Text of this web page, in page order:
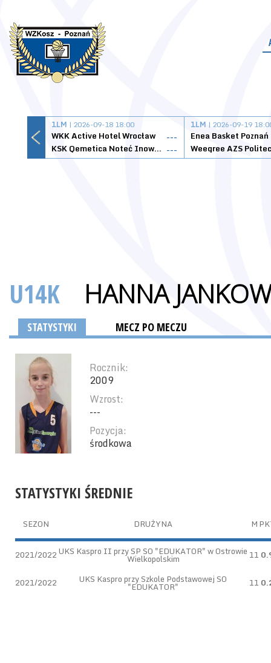
1LM | 2026-09-18 18:00
WKK Active Hotel Wrocław
---
KSK Qemetica Noteć Inowrocław ---
1LM | 2026-09-19
Enea Basket Poznań
U14K HANNA
STATYSTYKI MECZ PO MECZU
Rocznik:
2009
Wzrost:
---
Pozycja:
środkowa
STATYSTYKI ŚREDNIE
SEZON DRUŻYNA M
2021/2022UKS Kaspro II przy SP SO "EDUKATOR" w Ostrowie
Wielkopolskim 11
2021/2022 UKS Kaspro przy Szkole Podstawowej SO
"EDUKATOR" 11